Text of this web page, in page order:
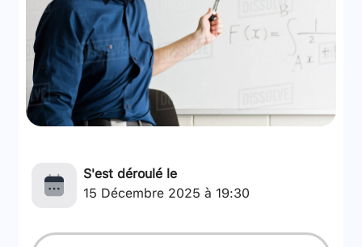
S'est déroulé le
15 Décembre 2025 à 19:30